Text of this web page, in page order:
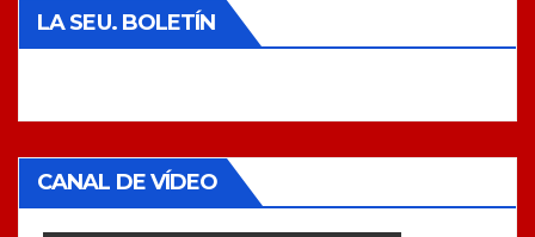
LA SEU. BOLETÍN
CANAL DE VÍDEO